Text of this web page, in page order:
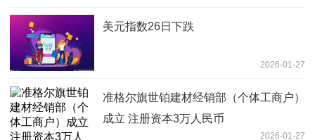
美元指数26日下跌
2026-01-27
准格尔旗世铂建材经销部（个体工商户）
成立 注册资本3万人民币
2026-01-27